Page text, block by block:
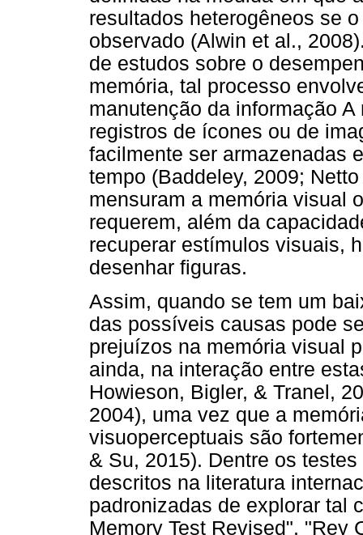
resultados heterogêneos se
observado (Alwin et al.,
de estudos sobre o
memória, tal processo
manutenção da informação
registros de ícones ou de
facilmente ser armazenadas
tempo (Baddeley, 2009;
mensuram a memória visual
requerem, além da
recuperar estímulos visuais,
desenhar figuras.
Assim, quando se tem um
das possíveis causas pode
prejuízos na memória visual
ainda, na interação entre
Howieson, Bigler, & Tranel,
2004), uma vez que a
visuoperceptuais são
& Su, 2015). Dentre os
descritos na literatura
padronizadas de explorar tal
Memory Test Revised", "Rey